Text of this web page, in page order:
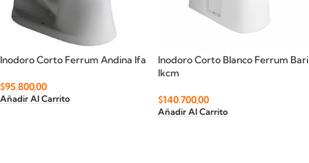
Inodoro Corto Ferrum Andina Ifa
$95.800,00
Añadir Al Carrito
Inodoro Corto Blanco Ferrum Bari
Ikcm
$140.700,00
Añadir Al Carrito